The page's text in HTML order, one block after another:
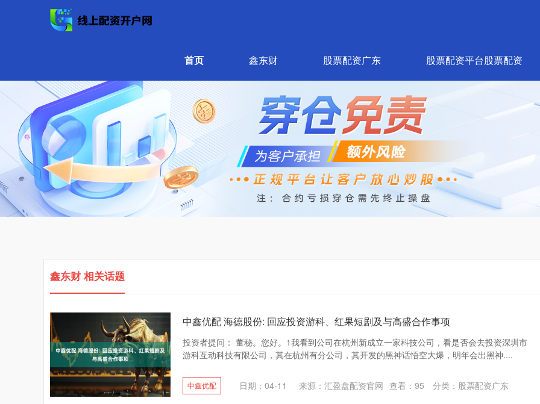
首页 鑫东财 股票配资广东 股票配资平台股票配资
鑫东财 相关话题
中鑫优配 海德股份: 回应投资游科、红果短剧及与高盛合作事项
投资者提问： 董秘。您好。1我看到公司在杭州新成立一家科技公司，看是否会去投资深圳市
游科互动科技有限公司，其在杭州有分公司，其开发的黑神话悟空大爆，明年会出黑神....
中鑫优配 日期：04-11 来源：汇盈盘配资官网 查看： 95 分类： 股票配资广东